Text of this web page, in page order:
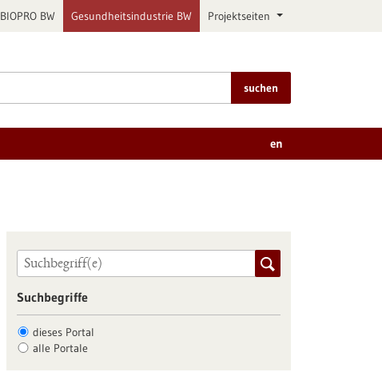
BIOPRO BW Gesundheitsindustrie BW Projektseiten
suchen
en
Suchbegriffe
dieses Portal
alle Portale